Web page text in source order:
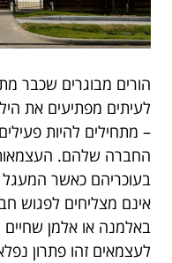
לעיתים מפתיעים את
– מתחילים להיות
החברה שלהם. העצמאות
בעוכריהם כאשר
אינם מצליחים לפגוש
באלמנה או אלמן שחיים
לעצמאים זהו פתרון